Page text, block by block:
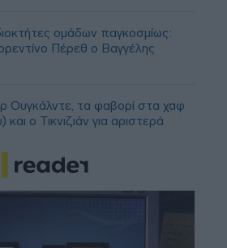
ομάδων παγκοσμίως:
Πέρεθ ο Βαγγέλης
Ουγκάλντε, τα φαβορί στα χαφ
ο Τικνιζιάν για αριστερά